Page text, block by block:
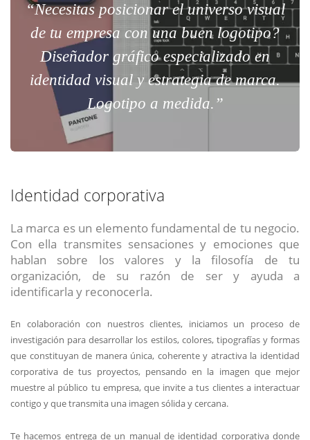
“Necesitas posicionar el universo visual
de tu empresa con una buen logotipo?
Diseñador gráfico especializado en
identidad visual y estrategia de marca.
Logotipo a medida.”
Identidad corporativa
La marca es un elemento fundamental de tu negocio.
Con ella transmites sensaciones y emociones que
hablan sobre los valores y la filosofía de tu
organización, de su razón de ser y ayuda a
identificarla y reconocerla.
En colaboración con nuestros clientes, iniciamos un proceso de
investigación para desarrollar los estilos, colores, tipografías y formas
que constituyan de manera única, coherente y atractiva la identidad
corporativa de tus proyectos, pensando en la imagen que mejor
muestre al público tu empresa, que invite a tus clientes a interactuar
contigo y que transmita una imagen sólida y cercana.
Te hacemos entrega de un manual de identidad corporativa donde